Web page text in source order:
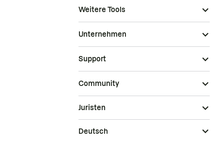
Weitere Tools
Unternehmen
Support
Community
Juristen
Deutsch